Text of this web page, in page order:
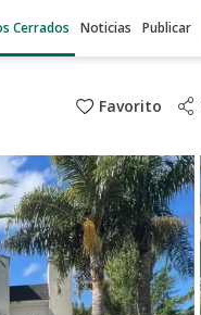
Cerrados Noticias Publicar
Favorito